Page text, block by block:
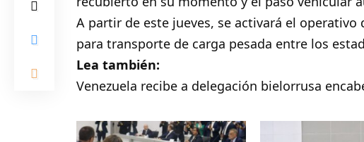
A partir de este jueves, se activará el
para transporte de carga pesada entre los
Lea también:
Venezuela recibe a delegación bielorrusa